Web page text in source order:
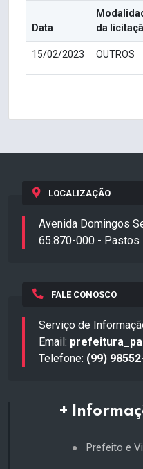
Data
da
15/02/2023 OUTROS
LOCALIZAÇÃO
Avenida Domingos
65.870-000 - Pastos
FALE CONOSCO
Serviço de
Email:
Telefone: (99)
+
Prefeito e